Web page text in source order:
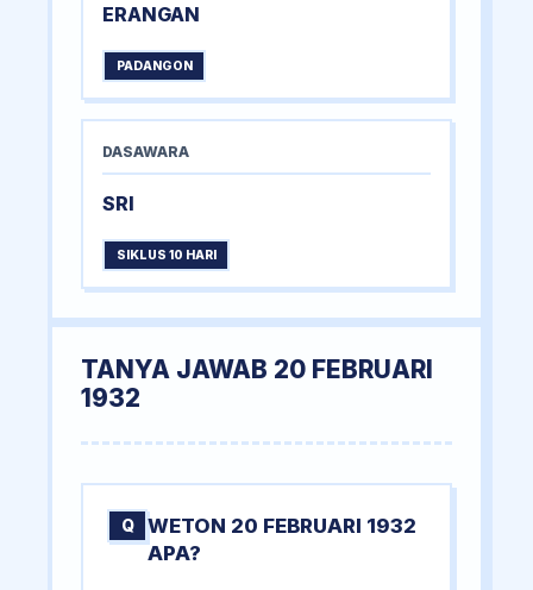
ERANGAN
PADANGON
DASAWARA
SRI
SIKLUS 10 HARI
TANYA JAWAB 20 FEBRUARI
1932
Q
WETON 20 FEBRUARI 1932
APA?